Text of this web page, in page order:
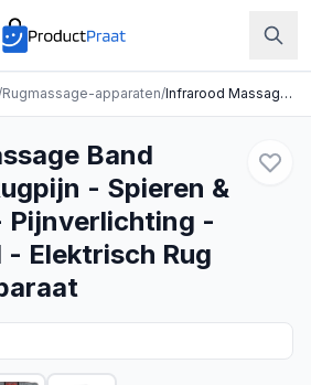
Rugmassage-apparaten/ Infrarood Massage Band Onderrug - Rugpijn - Spieren & Gewrichten - Pijnverlichting - Warmteband - Elektrisch Rug Massage Apparaat
Band
- Spieren &
Pijnverlichting -
Elektrisch Rug